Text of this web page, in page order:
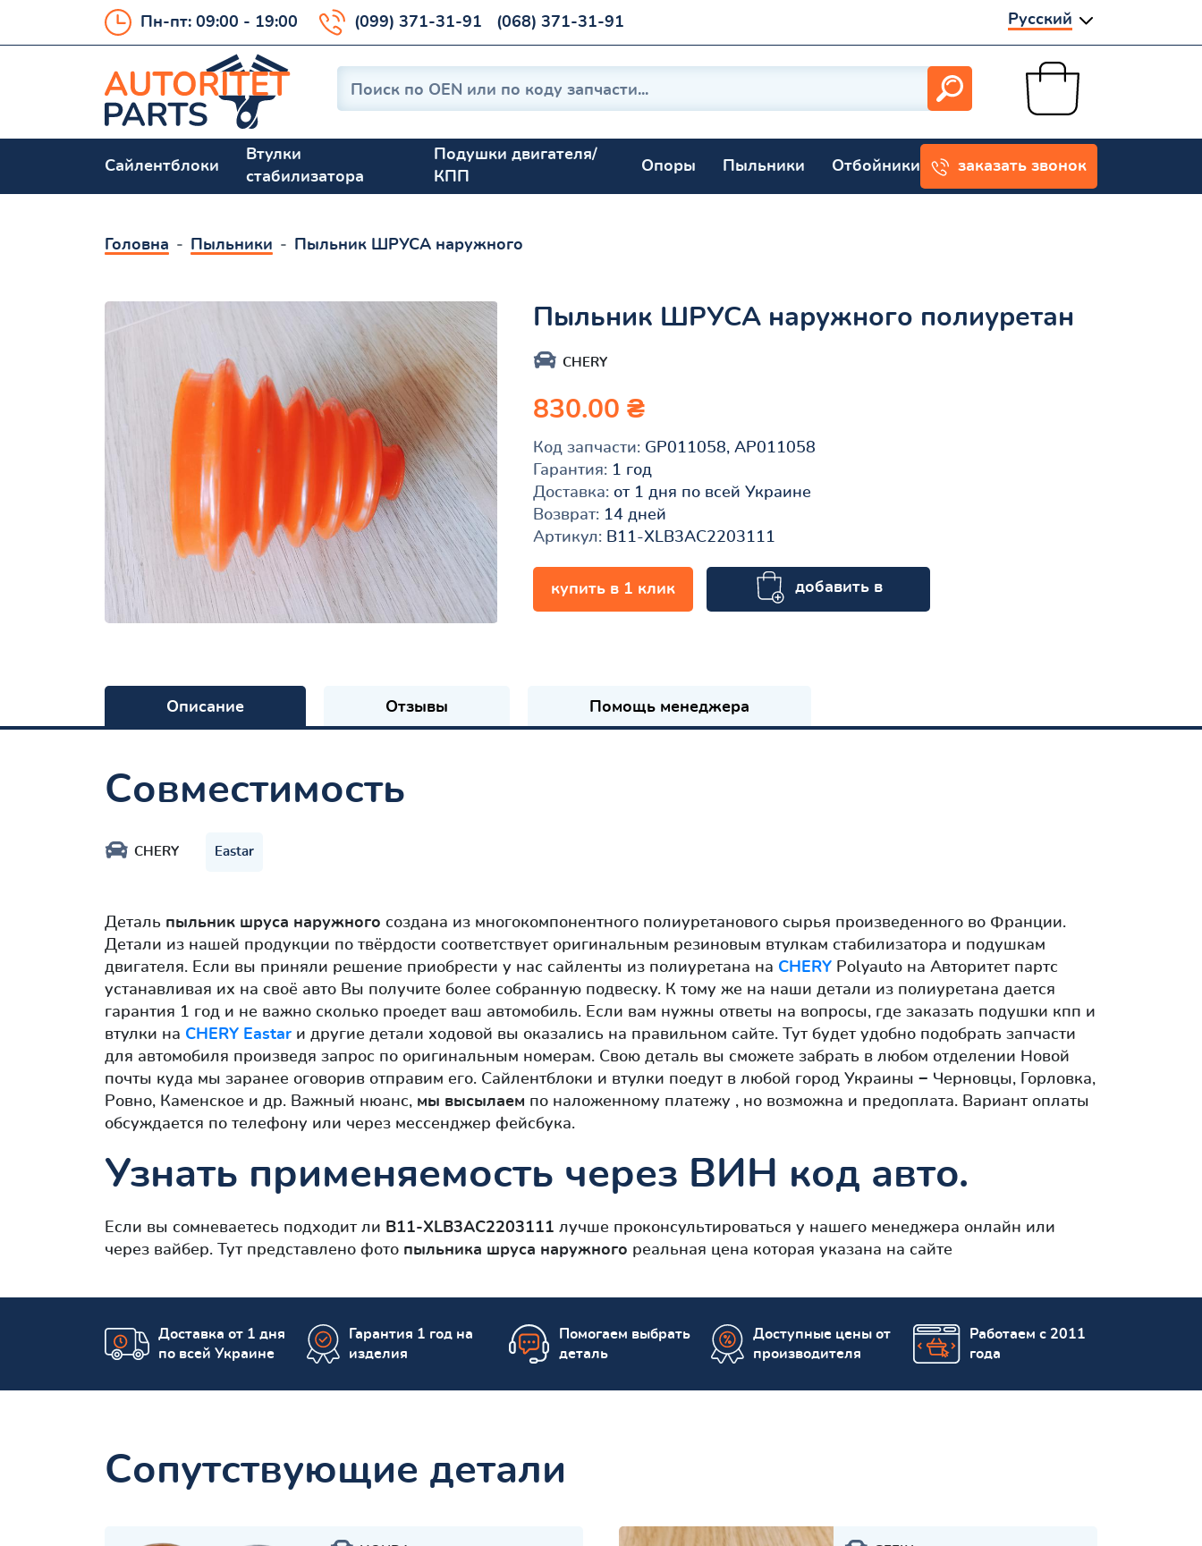
Пн-пт: 09:00 - 19:00 (099) 371-31-91 (068) 371-31-91 Русский
Сайлентблоки
Втулки
стабилизатора
Подушки двигателя/
КПП
Опоры Пыльники Отбойники заказать звонок
Головна Пыльники Пыльник ШРУСА наружного
Пыльник ШРУСА наружного полиуретан
CHERY
830.00 ₴
Код запчасти: GP011058, AP011058
Гарантия: 1 год
Доставка: от 1 дня по всей Украине
Возврат: 14 дней
Артикул: B11-XLB3AC2203111
купить в 1 клик
добавить в
корзину
Описание Отзывы Помощь менеджера
Совместимость
CHERY Eastar
Деталь пыльник шруса наружного создана из многокомпонентного полиуретанового сырья произведенного во Франции.
Детали из нашей продукции по твёрдости соответствует оригинальным резиновым втулкам стабилизатора и подушкам
двигателя. Если вы приняли решение приобрести у нас сайленты из полиуретана на CHERY Polyauto на Авторитет партс
устанавливая их на своё авто Вы получите более собранную подвеску. К тому же на наши детали из полиуретана дается
гарантия 1 год и не важно сколько проедет ваш автомобиль. Если вам нужны ответы на вопросы, где заказать подушки кпп и
втулки на CHERY Eastar и другие детали ходовой вы оказались на правильном сайте. Тут будет удобно подобрать запчасти
для автомобиля произведя запрос по оригинальным номерам. Свою деталь вы сможете забрать в любом отделении Новой
почты куда мы заранее оговорив отправим его. Сайлентблоки и втулки поедут в любой город Украины − Черновцы, Горловка,
Ровно, Каменское и др. Важный нюанс, мы высылаем по наложенному платежу , но возможна и предоплата. Вариант оплаты
обсуждается по телефону или через мессенджер фейсбука.
Узнать применяемость через ВИН код авто.
Если вы сомневаетесь подходит ли B11-XLB3AC2203111 лучше проконсультироваться у нашего менеджера онлайн или
через вайбер. Тут представлено фото пыльника шруса наружного реальная цена которая указана на сайте
Доставка от 1 дня
по всей Украине
Гарантия 1 год на
изделия
Помогаем выбрать
деталь
Доступные цены от
производителя
Работаем с 2011
года
Сопутствующие детали